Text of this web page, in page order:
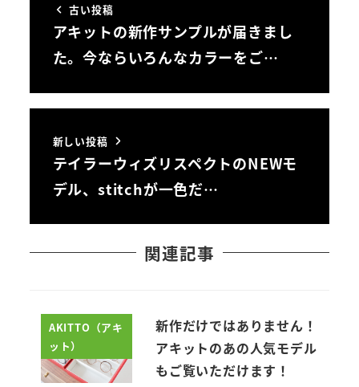
古い投稿
アキットの新作サンプルが届きまし
た。今ならいろんなカラーをご…
新しい投稿
テイラーウィズリスペクトのNEWモ
デル、stitchが一色だ…
関連記事
AKITTO（アキ
ット）
新作だけではありません！
アキットのあの人気モデル
もご覧いただけます！